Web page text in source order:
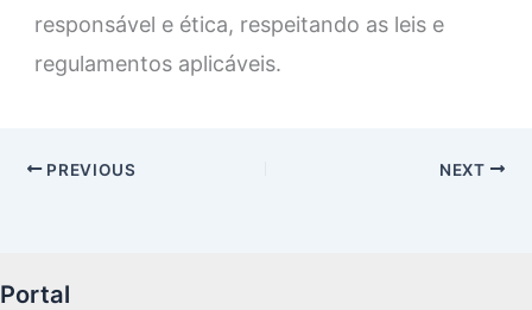
responsável e ética, respeitando as leis e
regulamentos aplicáveis.
PREVIOUS NEXT
Portal